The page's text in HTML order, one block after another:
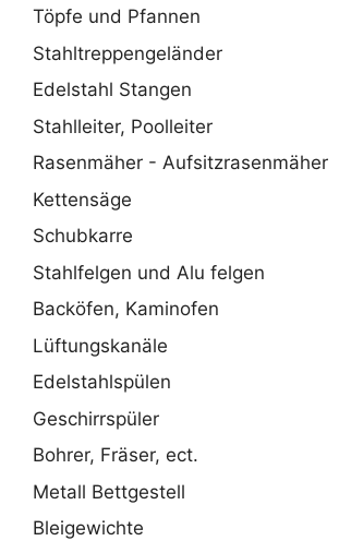
Töpfe und Pfannen
Stahltreppengeländer
Edelstahl Stangen
Stahlleiter, Poolleiter
Rasenmäher - Aufsitzrasenmäher
Kettensäge
Schubkarre
Stahlfelgen und Alu felgen
Backöfen, Kaminofen
Lüftungskanäle
Edelstahlspülen
Geschirrspüler
Bohrer, Fräser, ect.
Metall Bettgestell
Bleigewichte